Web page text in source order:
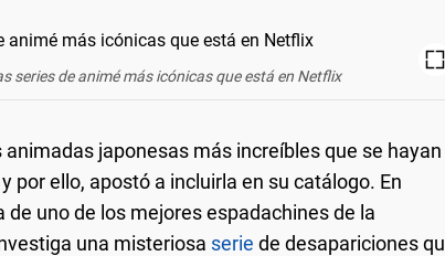
series de animé más icónicas que está en Netflix
animadas japonesas más increíbles que se hayan
por ello, apostó a incluirla en su catálogo. En
uno de los mejores espadachines de la
una misteriosa serie de desapariciones